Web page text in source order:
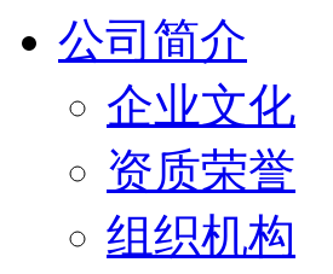
公司简介
企业文化
资质荣誉
组织机构